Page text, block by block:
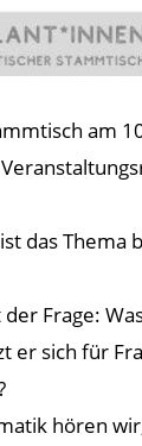
am
das Thema
Frage:
er sich für
hören